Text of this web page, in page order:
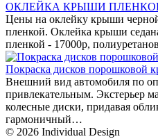
ОКЛЕЙКА КРЫШИ
Цены на оклейку крыши
пленкой. Оклейка крыши
пленкой - 17000р,
Покраска дисков порошковой
Внешний вид автомобиля по
привлекательным. Экстерьер
колесные диски, придавая
гармоничный…
© 2026 Individual Design